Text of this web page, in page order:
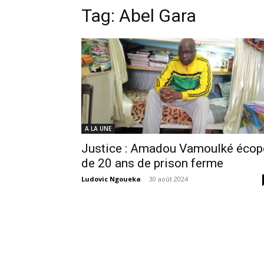
Tag: Abel Gara
A LA UNE
Justice : Amadou Vamoulké
de 20 ans de prison ferme
Ludovic Ngoueka - 30 août 2024